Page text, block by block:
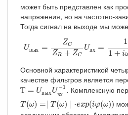
может быть представлен как
напряжения, но на частотно-
Тогда сигнал на выходе мы
Uвых =
ZC
ZR + ZC
Uвх =
1
1 + i
ZR ω
Основной характеристикой
качестве фильтров является
Т = UвыхU −1
вх .
Т=UвыхUвх−1.
Комплексную
T (ω) =∣ T(ω) ∣ ⋅exp(iφ(ω))
T(ω) T(ω)∣ ⋅ xp(iφ(ω ))